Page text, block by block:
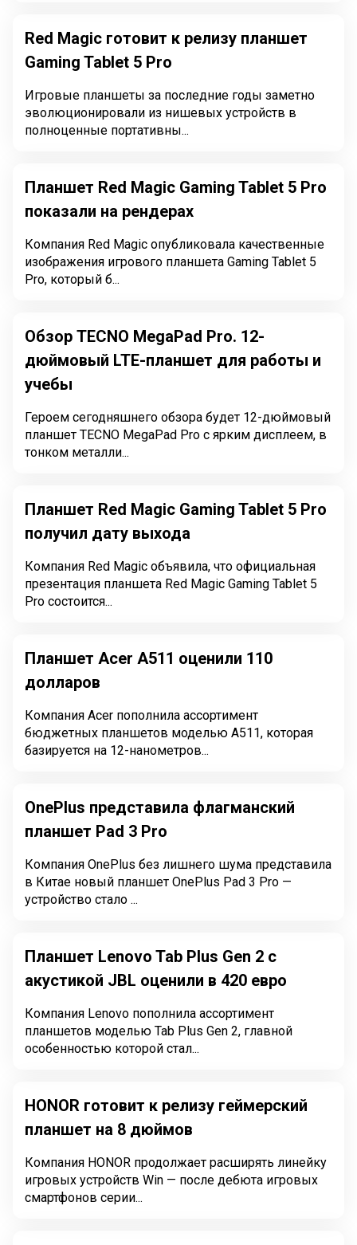
Red Magic готовит к релизу планшет
Gaming Tablet 5 Pro
Игровые планшеты за последние годы заметно
эволюционировали из нишевых устройств в
полноценные портативны...
Планшет Red Magic Gaming Tablet 5 Pro
показали на рендерах
Компания Red Magic опубликовала качественные
изображения игрового планшета Gaming Tablet 5
Pro, который б...
Обзор TECNO MegaPad Pro. 12-
дюймовый LTE-планшет для работы и
учебы
Героем сегодняшнего обзора будет 12-дюймовый
планшет TECNO MegaPad Pro с ярким дисплеем, в
тонком металли...
Планшет Red Magic Gaming Tablet 5 Pro
получил дату выхода
Компания Red Magic объявила, что официальная
презентация планшета Red Magic Gaming Tablet 5
Pro состоится...
Планшет Acer A511 оценили 110
долларов
Компания Acer пополнила ассортимент
бюджетных планшетов моделью A511, которая
базируется на 12-нанометров...
OnePlus представила флагманский
планшет Pad 3 Pro
Компания OnePlus без лишнего шума представила
в Китае новый планшет OnePlus Pad 3 Pro —
устройство стало ...
Планшет Lenovo Tab Plus Gen 2 с
акустикой JBL оценили в 420 евро
Компания Lenovo пополнила ассортимент
планшетов моделью Tab Plus Gen 2, главной
особенностью которой стал...
HONOR готовит к релизу геймерский
планшет на 8 дюймов
Компания HONOR продолжает расширять линейку
игровых устройств Win — после дебюта игровых
смартфонов серии...